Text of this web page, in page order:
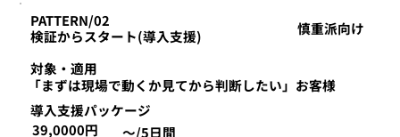
PATTERN/02
検証からスタート(導入支援)
対象・適用
「まずは現場で動くか見てから判断したい」お客様
​導入支援パッケージ
39,0000円
～/5日間
慎重派向け